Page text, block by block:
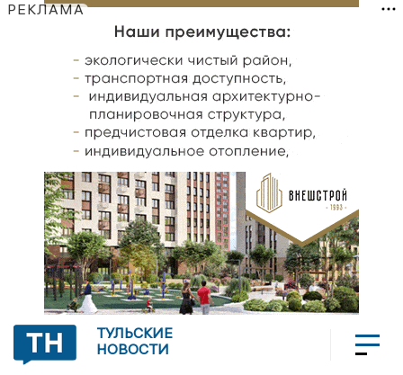
РЕКЛАМА
ТУЛЬСКИЕ
НОВОСТИ